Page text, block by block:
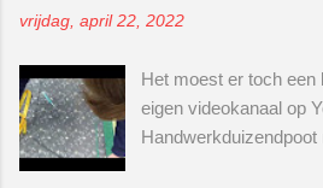
vrijdag, april 22, 2022
Het moest er toch
eigen videokanaal op